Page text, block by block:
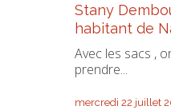
Stany
habitant de
Avec les sacs ,
prendre...
mercredi 22 juillet